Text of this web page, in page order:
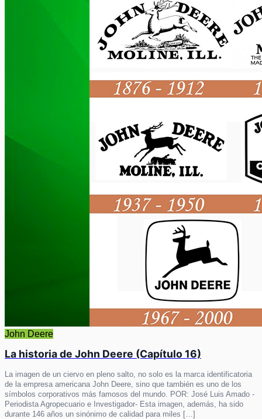
John Deere
La historia de John Deere (Capítulo 16)
La imagen de un ciervo en pleno salto, no solo es la marca identificatoria
de la empresa americana John Deere, sino que también es uno de los
símbolos corporativos más famosos del mundo. POR: José Luis Amado -
Periodista Agropecuario e Investigador- Esta imagen, además, ha sido
durante 146 años un sinónimo de calidad para miles […]